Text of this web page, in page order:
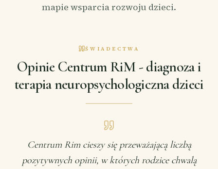
mapie wsparcia rozwoju dzieci.
ŚWIADECTWA
Opinie Centrum RiM - diagnoza i
terapia neuropsychologiczna dzieci
Centrum Rim cieszy się przeważającą liczbą
pozytywnych opinii, w których rodzice chwalą